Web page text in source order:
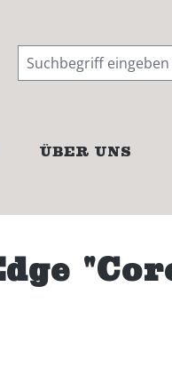
ÜBER UNS